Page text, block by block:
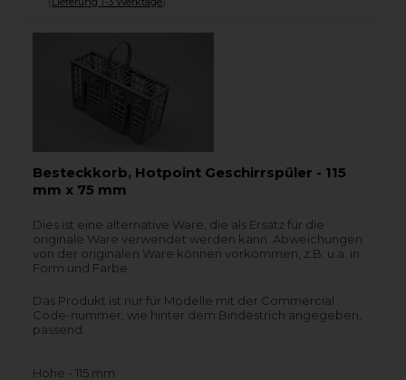
Besteckkorb, Hotpoint Geschirrspüler - 115
mm x 75 mm
Dies ist eine alternative Ware, die als Ersatz für die
originale Ware verwendet werden kann. Abweichungen
von der originalen Ware können vorkommen, z.B. u.a. in
Form und Farbe.
Das Produkt ist nur für Modelle mit der Commercial
Code-nummer, wie hinter dem Bindestrich angegeben,
passend.
Höhe - 115 mm